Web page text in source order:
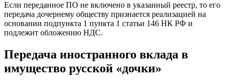
Если переданное ПО не включено в указанный реестр, то его
передача дочернему обществу признается реализацией на
основании подпункта 1 пункта 1 статьи 146 НК РФ и
подлежит обложению НДС.
Передача иностранного вклада в
имущество русской «дочки»